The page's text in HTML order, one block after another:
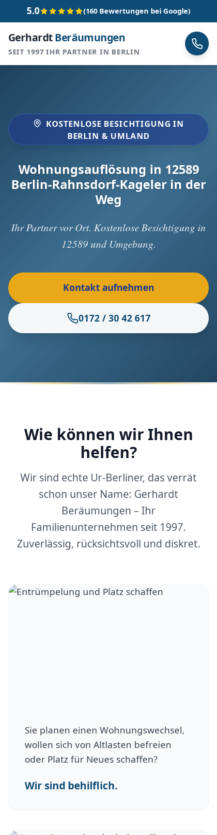
5.0 (160 Bewertungen bei Google)
GerhardtBeräumungen
SEIT 1997 IHR PARTNER IN BERLIN
KOSTENLOSE BESICHTIGUNG IN
BERLIN & UMLAND
Wohnungsauflösung in 12589
Berlin-Rahnsdorf-Kageler in der
Weg
Ihr Partner vor Ort. Kostenlose Besichtigung in
12589 und Umgebung.
Kontakt aufnehmen
0172 / 30 42 617
Wie können wir Ihnen
helfen?
Wir sind echte Ur-Berliner, das verrät
schon unser Name: Gerhardt
Beräumungen – Ihr
Familienunternehmen seit 1997.
Zuverlässig, rücksichtsvoll und diskret.
Sie planen einen Wohnungswechsel,
wollen sich von Altlasten befreien
oder Platz für Neues schaffen?
Wir sind behilflich.